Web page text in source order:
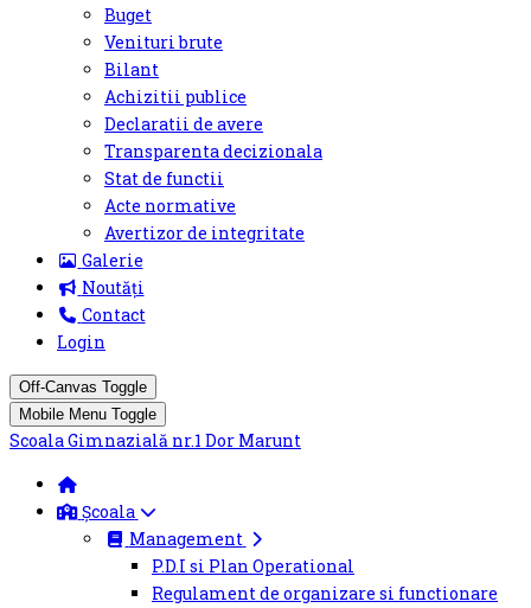
Buget
Venituri brute
Bilant
Achizitii publice
Declaratii de avere
Transparenta decizionala
Stat de functii
Acte normative
Avertizor de integritate
Galerie
Noutăți
Contact
Login
Off-Canvas Toggle
Mobile Menu Toggle
Scoala Gimnazială nr.1 Dor Marunt
Școala
Management
P.D.I si Plan Operational
Regulament de organizare si functionare